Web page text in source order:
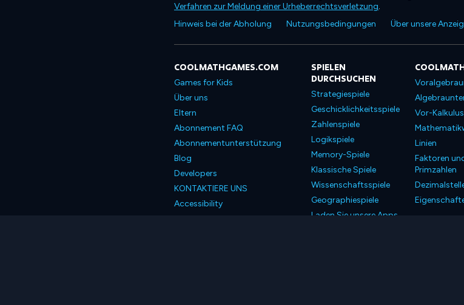
Verfahren zur Meldung einer Urheberrechtsverletzung.
Hinweis bei der Abholung
Nutzungsbedingungen Über unsere
COOLMATHGAMES.COM
Games for Kids
Über uns
Eltern
Abonnement FAQ
Abonnementunterstützung
Blog
Developers
KONTAKTIERE UNS
Accessibility
SPIELEN
DURCHSUCHEN
Strategiespiele
Geschicklichkeitsspiele
Zahlenspiele
Logikspiele
Memory-Spiele
Klassische Spiele
Wissenschaftsspiele
Geographiespiele
Laden Sie unsere Apps
Vor-
Linien
Faktoren
Primzahlen